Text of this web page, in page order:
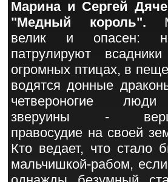
Марина и Сергей
"Медный король".
велик и опасен:
патрулируют
огромных птицах, в
водятся донные
четвероногие
зверуины -
правосудие на своей
Кто ведает, что стало
мальчишкой-рабом,